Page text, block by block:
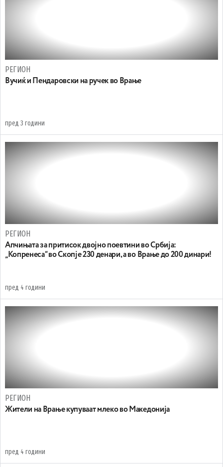
РЕГИОН
Вучиќ и Пендаровски на ручек во Врање
пред 3 години
РЕГИОН
Апчињата за притисок двојно поевтини во Србија:
„Копренеса“ во Скопје 230 денари, а во Врање до 200 динари!
пред 4 години
РЕГИОН
Жители на Врање купуваат млеко во Македонија
пред 4 години